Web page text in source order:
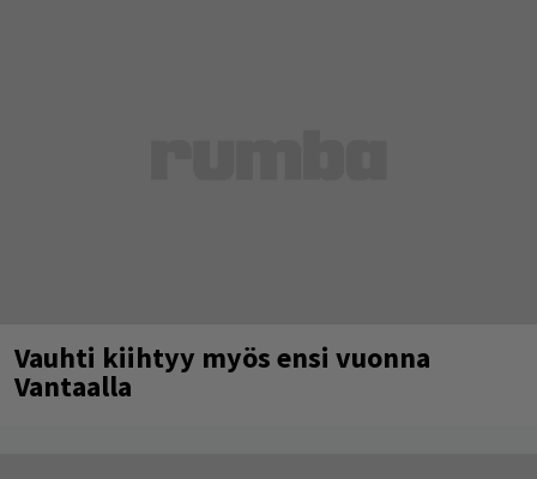
Vauhti kiihtyy myös ensi vuonna
Vantaalla